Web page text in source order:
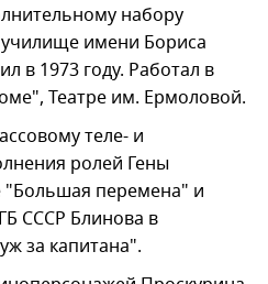
набору
училище имени Бориса
в 1973 году. Работал в
Театре им. Ермоловой.
теле- и
ролей Гены
перемена" и
СССР Блинова в
за капитана".